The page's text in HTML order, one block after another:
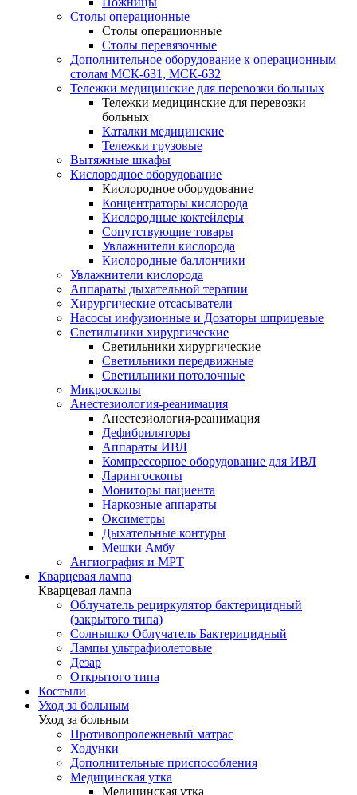
Столы операционные
Столы операционные
Столы перевязочные
Дополнительное оборудование к операционным
столам МСК-631, МСК-632
Тележки медицинские для перевозки больных
Тележки медицинские для перевозки
больных
Каталки медицинские
Тележки грузовые
Вытяжные шкафы
Кислородное оборудование
Кислородное оборудование
Концентраторы кислорода
Кислородные коктейлеры
Сопутствующие товары
Увлажнители кислорода
Кислородные баллончики
Увлажнители кислорода
Аппараты дыхательной терапии
Хирургические отсасыватели
Насосы инфузионные и Дозаторы шприцевые
Светильники хирургические
Светильники хирургические
Светильники передвижные
Светильники потолочные
Микроскопы
Анестезиология-реанимация
Анестезиология-реанимация
Дефибриляторы
Аппараты ИВЛ
Компрессорное оборудование для ИВЛ
Ларингоскопы
Мониторы пациента
Наркозные аппараты
Оксиметры
Дыхательные контуры
Мешки Амбу
Ангиография и МРТ
Кварцевая лампа
Кварцевая лампа
Облучатель рециркулятор бактерицидный
(закрытого типа)
Солнышко Облучатель Бактерицидный
Лампы ультрафиолетовые
Дезар
Открытого типа
Костыли
Уход за больным
Уход за больным
Противопролежневый матрас
Ходунки
Дополнительные приспособления
Медицинская утка
Медицинская утка